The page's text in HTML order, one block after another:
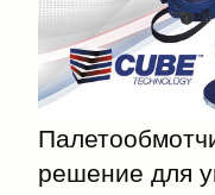
решение для